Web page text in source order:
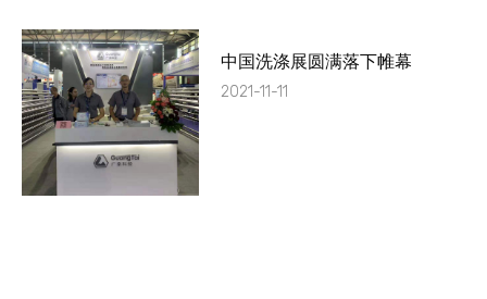
中国洗涤展圆满落下帷幕
2021-11-11